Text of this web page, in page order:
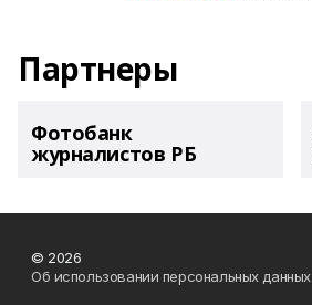
Партнеры
Фотобанк
журналистов РБ
© 2026
Об использовании персональных данных